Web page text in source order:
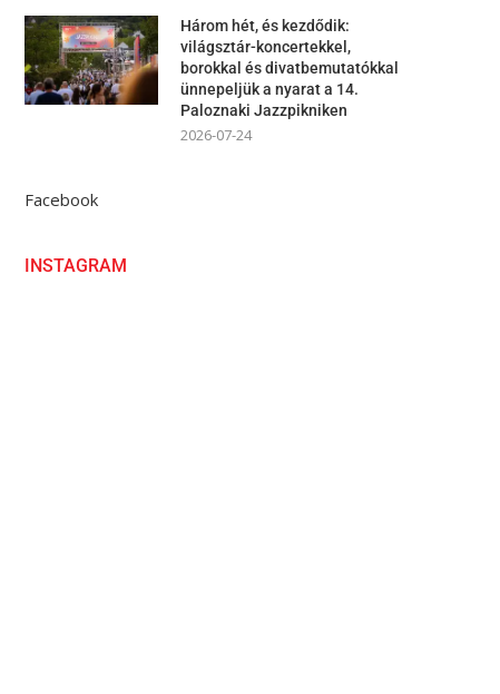
Három hét, és kezdődik:
világsztár-koncertekkel,
borokkal és divatbemutatókkal
ünnepeljük a nyarat a 14.
Paloznaki Jazzpikniken
2026-07-24
Facebook
INSTAGRAM